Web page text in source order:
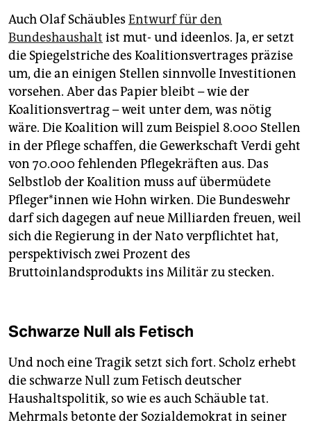
Auch Olaf Schäubles Entwurf für den
Bundeshaushalt ist mut- und ideenlos. Ja, er setzt
die Spiegelstriche des Koalitionsvertrages präzise
um, die an einigen Stellen sinnvolle Investitionen
vorsehen. Aber das Papier bleibt – wie der
Koalitionsvertrag – weit unter dem, was nötig
wäre. Die Koalition will zum Beispiel 8.000 Stellen
in der Pflege schaffen, die Gewerkschaft Verdi geht
von 70.000 fehlenden Pflegekräften aus. Das
Selbstlob der Koalition muss auf übermüdete
Pfleger*innen wie Hohn wirken. Die Bundeswehr
darf sich dagegen auf neue Milliarden freuen, weil
sich die Regierung in der Nato verpflichtet hat,
perspektivisch zwei Prozent des
Bruttoinlandsprodukts ins Militär zu stecken.
Schwarze Null als Fetisch
Und noch eine Tragik setzt sich fort. Scholz erhebt
die schwarze Null zum Fetisch deutscher
Haushaltspolitik, so wie es auch Schäuble tat.
Mehrmals betonte der Sozialdemokrat in seiner